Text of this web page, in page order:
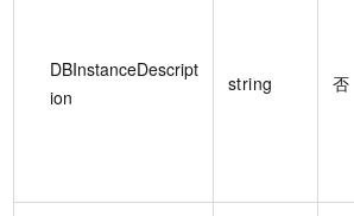
DBInstanceDescript
ion
string 否